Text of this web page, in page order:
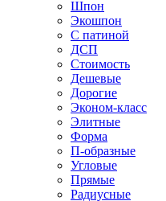
Шпон
Экошпон
С патиной
ДСП
Стоимость
Дешевые
Дорогие
Эконом-класс
Элитные
Форма
П-образные
Угловые
Прямые
Радиусные